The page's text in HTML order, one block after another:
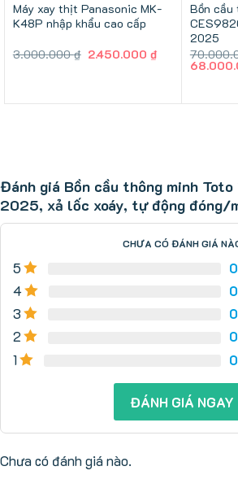
Máy xay thịt Panasonic MK-
K48P nhập khẩu cao cấp
3.000.000₫ Giá
2.450.000₫
Bồn cầu
2025
Giá
Đánh giá Bồn cầu thông minh Toto
2025, xả lốc xoáy, tự động đóng/
CHƯA CÓ ĐÁNH GIÁ
5
4
3
2
1
ĐÁNH GIÁ NGAY
Chưa có đánh giá nào.